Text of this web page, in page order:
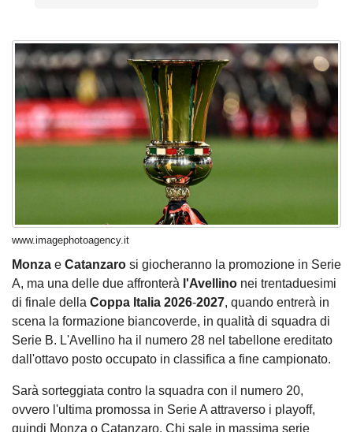
www.imagephotoagency.it
Monza e Catanzaro si giocheranno la promozione in Serie
A, ma una delle due affronterà l'Avellino nei trentaduesimi
di finale della Coppa Italia 2026-2027, quando entrerà in
scena la formazione biancoverde, in qualità di squadra di
Serie B. L'Avellino ha il numero 28 nel tabellone ereditato
dall'ottavo posto occupato in classifica a fine campionato.
Sarà sorteggiata contro la squadra con il numero 20,
ovvero l'ultima promossa in Serie A attraverso i playoff,
quindi Monza o Catanzaro. Chi sale in massima serie